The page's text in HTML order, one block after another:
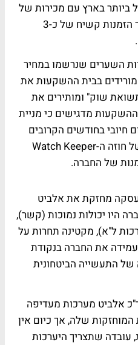
ביותר בארץ עם מכירות של
יותר מ-1.5 מיליארד דולר וצבר הזמנות קשיח של כ-3
השערים שנרשמו במחיר
בבית ההשקעות את
שוק" ומותירים את
דולר. בבית ההשקעות מדגישים כי מניית
חיובי בחודשים הקרובים
כתוצאה מהעסקה ומפרסום של חוזה ה-Watch Keeper
של החברה.
מחזקת את אלביט
היו יכולות נמוכות (קשר),
ל"א), מקטינה תחרות על
את החברה בנקודת
התעשייה הביטחונית
אלביט מערכות מעדיפה
שלה, אך כיום אין
עובדה שתצריך היערכות